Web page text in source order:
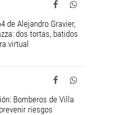
de Alejandro Gravier,
dos tortas, batidos
virtual
Bomberos de Villa
riesgos